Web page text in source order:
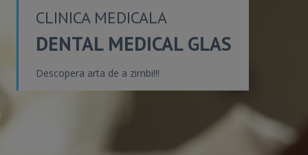
CLINICA MEDICALA
DENTAL MEDICAL GLAS
Descopera arta de a zimbi!!!